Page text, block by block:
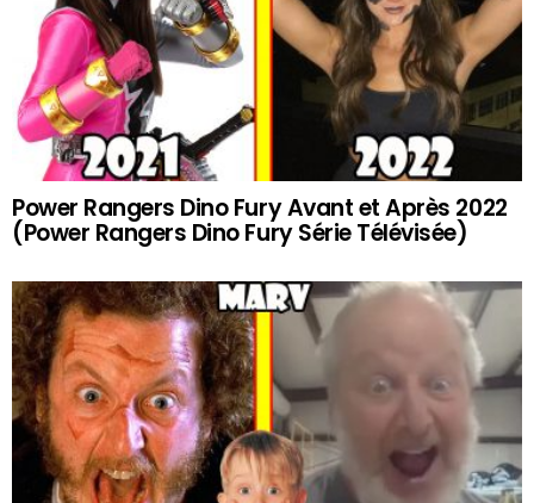
Power Rangers Dino Fury Avant et Après 2022
(Power Rangers Dino Fury Série Télévisée)